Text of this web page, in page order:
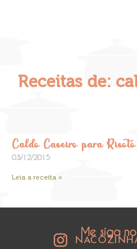
Receitas de:
Caldo Caseiro para Risoto
03/12/2015
Leia a receita »
Me siga